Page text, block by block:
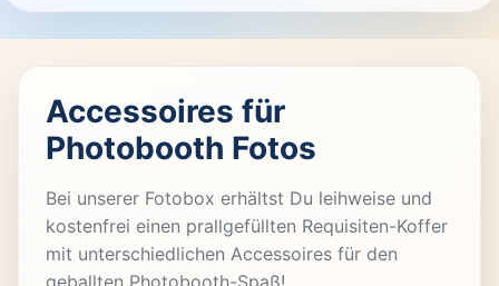
Accessoires für
Photobooth Fotos
Bei unserer Fotobox erhältst Du leihweise und
kostenfrei einen prallgefüllten Requisiten-Koffer
mit unterschiedlichen Accessoires für den
geballten Photobooth-Spaß!